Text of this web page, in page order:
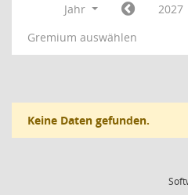
Jahr
2027
Gremium auswählen
Keine Daten gefunden.